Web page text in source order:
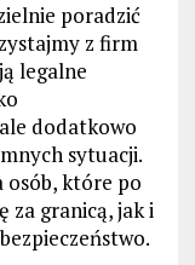
poradzić
z firm
legalne
dodatkowo
sytuacji.
osób, które po
za granicą, jak i